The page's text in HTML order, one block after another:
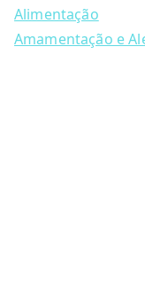
on
the
Alimentação
Amamentação e